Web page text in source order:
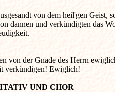
von dem heil'gen Geist,
dannen und verkündigten das
von der Gnade des Herrn
verkündigen! Ewiglich!
UND CHOR